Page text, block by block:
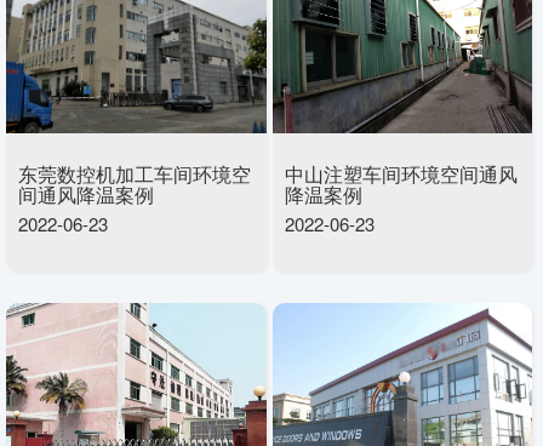
东莞数控机加工车间环境空
间通风降温案例
2022-06-23
中山注塑车间环境空间通风
降温案例
2022-06-23